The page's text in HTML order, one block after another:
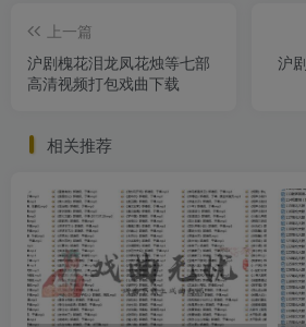
上一篇
沪剧槐花泪龙凤花烛等七部
高清视频打包戏曲下载
沪
相关推荐